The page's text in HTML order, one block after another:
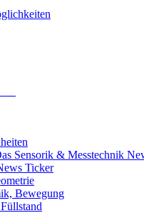
Sensorik & Messtechnik
Ticker
Bewegung